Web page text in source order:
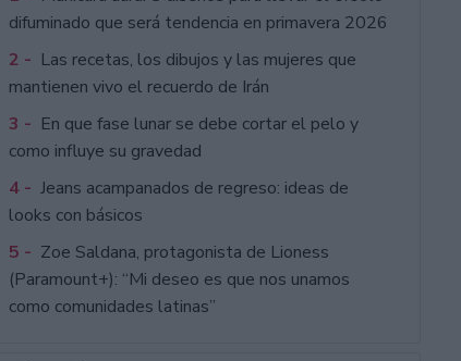
difuminado que será tendencia en primavera 2026
2 - Las recetas, los dibujos y las mujeres que
mantienen vivo el recuerdo de Irán
3 - En que fase lunar se debe cortar el pelo y
como influye su gravedad
4 - Jeans acampanados de regreso: ideas de
looks con básicos
5 - Zoe Saldana, protagonista de Lioness
(Paramount+): “Mi deseo es que nos unamos
como comunidades latinas”